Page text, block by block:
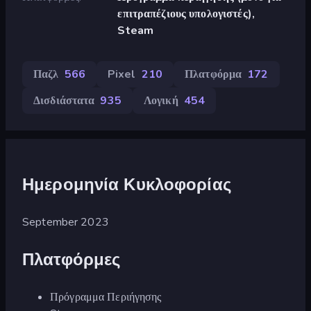
επιτραπέζιους υπολογιστές),
Steam
Παζλ 566 Pixel 210 Πλατφόρμα 172
Δισδιάστατα 935 Λογική 454
Ημερομηνία Κυκλοφορίας
September 2023
Πλατφόρμες
Πρόγραμμα Περιήγησης